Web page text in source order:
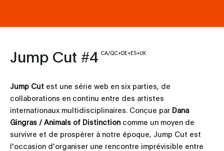
Jump Cut #4 CA/QC+DE+ES+UK
Jump Cut est une série web en six parties, de
collaborations en continu entre des artistes
internationaux multidisciplinaires. Conçue par Dana
Gingras / Animals of Distinction comme un moyen de
survivre et de prospérer à notre époque, Jump Cut est
l'occasion d'organiser une rencontre imprévisible entre